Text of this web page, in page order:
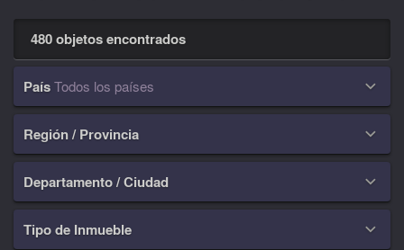
480 objetos encontrados
PaísTodos los países 
Región / Provincia 
Departamento / Ciudad 
Tipo de Inmueble 